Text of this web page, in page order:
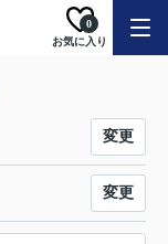
お気に入り
0
変更
変更